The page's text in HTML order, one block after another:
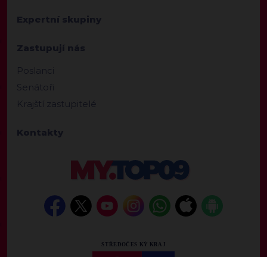
Expertní skupiny
Zastupují nás
Poslanci
Senátoři
Krajští zastupitelé
Kontakty